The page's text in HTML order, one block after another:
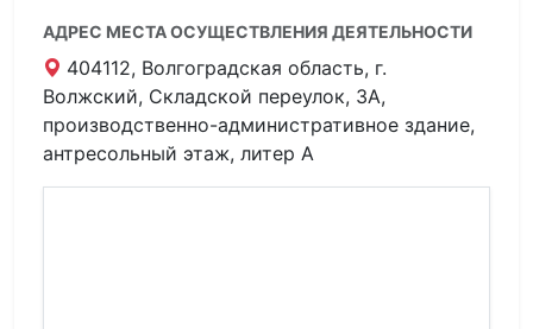
АДРЕС МЕСТА ОСУЩЕСТВЛЕНИЯ ДЕЯТЕЛЬНОСТИ
404112, Волгоградская область, г.
Волжский, Складской переулок, 3А,
производственно-административное здание,
антресольный этаж, литер А